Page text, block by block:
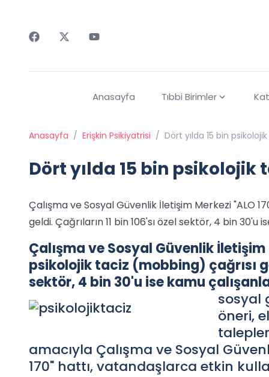
Anasayfa Tıbbi Birimler
Anasayfa / Erişkin Psikiyatrisi / Dört yılda 15 bin
Dört yılda 15 bin psikolojik
Çalışma ve Sosyal Güvenlik İletişim Merkezi "ALO
geldi. Çağrıların 11 bin 106'sı özel sektör, 4 bin 30'u
Çalışma ve Sosyal Güvenlik İletişim
psikolojik taciz (mobbing) çağrısı
sektör, 4 bin 30'u ise kamu
sosyal
öneri,
amacıyla Çalışma ve Sosyal
170" hattı, vatandaşlarca etkin